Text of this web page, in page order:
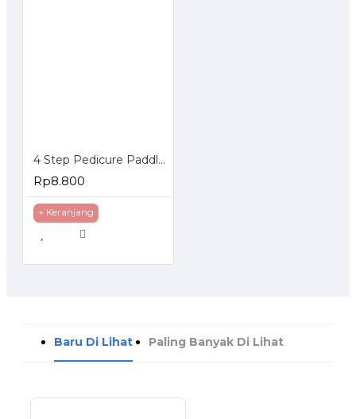
4 Step Pedicure Paddle Sikat Penghalus Kulit Mati Tumit Telapak Kaki
Rp8.800
+ Keranjang
Baru Di Lihat Paling Banyak Di Lihat